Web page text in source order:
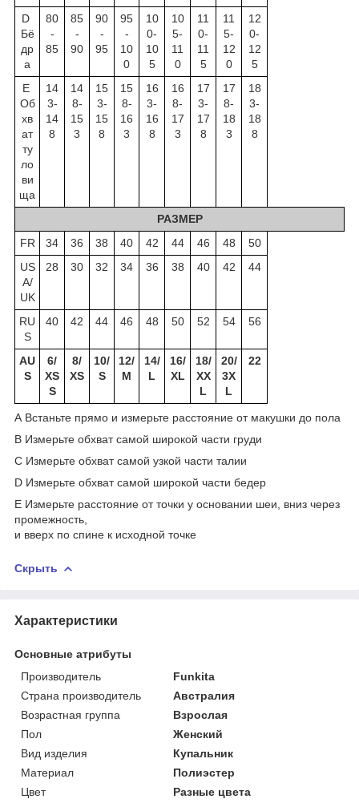
D
Бё
др
а
80
-
85
85
-
90
90
-
95
95
-
10
0
10
0-
10
5
10
5-
11
0
11
0-
11
5
11
5-
12
0
12
0-
12
5
E
Об
хв
ат
ту
ло
ви
ща
14
3-
14
8
14
8-
15
3
15
3-
15
8
15
8-
16
3
16
3-
16
8
16
8-
17
3
17
3-
17
8
17
8-
18
3
18
3-
18
8
РАЗМЕР
FR
34 36 38 40 42 44 46 48
50
US
A/
UK
28 30 32 34 36 38 40 42 44
RU
S
40 42 44 46 48 50 52 54 56
AU
S
6/
XS
S
8/
XS
10/
S
12/
M
14/
L
16/
XL
18/
XX
L
20/
3X
L
22
A Встаньте прямо и измерьте расстояние от макушки до пола
B Измерьте обхват самой широкой части груди
C Измерьте обхват самой узкой части талии
D Измерьте обхват самой широкой части бедер
E Измерьте расстояние от точки у основании шеи, вниз через
промежность,
и вверх по спине к исходной точке
Скрыть
Характеристики
Основные атрибуты
Производитель
Funkita
Страна производитель
Австралия
Возрастная группа
Взрослая
Пол
Женский
Вид изделия
Купальник
Материал
Полиэстер
Цвет
Разные цвета